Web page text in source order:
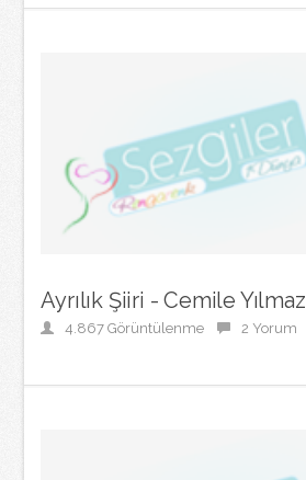
Ayrılık Şiiri - Cemile Yılmaz
4.867 Görüntülenme 2 Yorum